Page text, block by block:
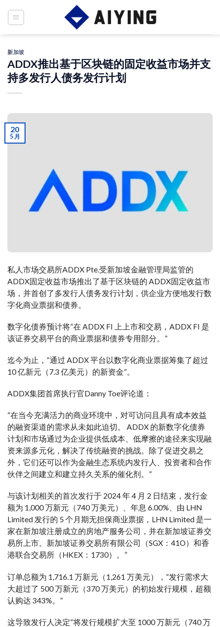
新加坡
ADDX推出基于区块链的固定收益市场并支
持多发行人债务发行计划
20
5 月
私人市场交易所ADDX Pte.受新加坡金融管理局监管的
ADDX固定收益市场推出了基于区块链的 ADDX固定收益市
场，并首创了多发行人债务发行计划，供企业方便地发行数
字化商业票据和债券。
数字化债券预计将“在 ADDX FI 上上市和交易，ADDX FI 是
该证券交易平台的商业票据和债券专用部分。”
迄今为止，“通过 ADDX 平台以数字化商业票据筹集了超过
10 亿新元（7.3 亿美元）的新资金”。
ADDX集团首席执行官Danny Toe评论道：
“在当今充满活力的商业环境中，对可访问且具有成本效益
的融资渠道的需求从未如此迫切。 ADDX 的新数字化债券
计划和市场通过为企业提供低成本、低摩擦的途径来实现融
资来源多元化，解决了传统融资的挑战。除了促进交易之
外，它们还可以作为金融生态系统内发行人、投资者和合作
伙伴之间建立和建立持久关系的催化剂。”
与该计划相关的首次发行于 2024 年 4 月 2 日结束，发行金
额为 1,000 万新元（740 万美元）、年息 6.00%、由 LHN
Limited 发行的 5 个月期无担保商业票据，LHN Limited 是一
家在新加坡注册成立的房地产服务公司，并在新加坡证券交
易所上市。新加坡证券交易所有限公司（SGX：41O）和香
港联合交易所（HKEX：1730）。”
订单总额为 1,716.1 万新元（1,261 万美元），“发行需求大
大超过了 500 万新元（370 万美元）的初始发行规模，超额
认购达 343%。”
这导致发行人决定“将发行规模扩大至 1000 万新元（740 万